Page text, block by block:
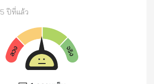
5 ปีที่แล้ว